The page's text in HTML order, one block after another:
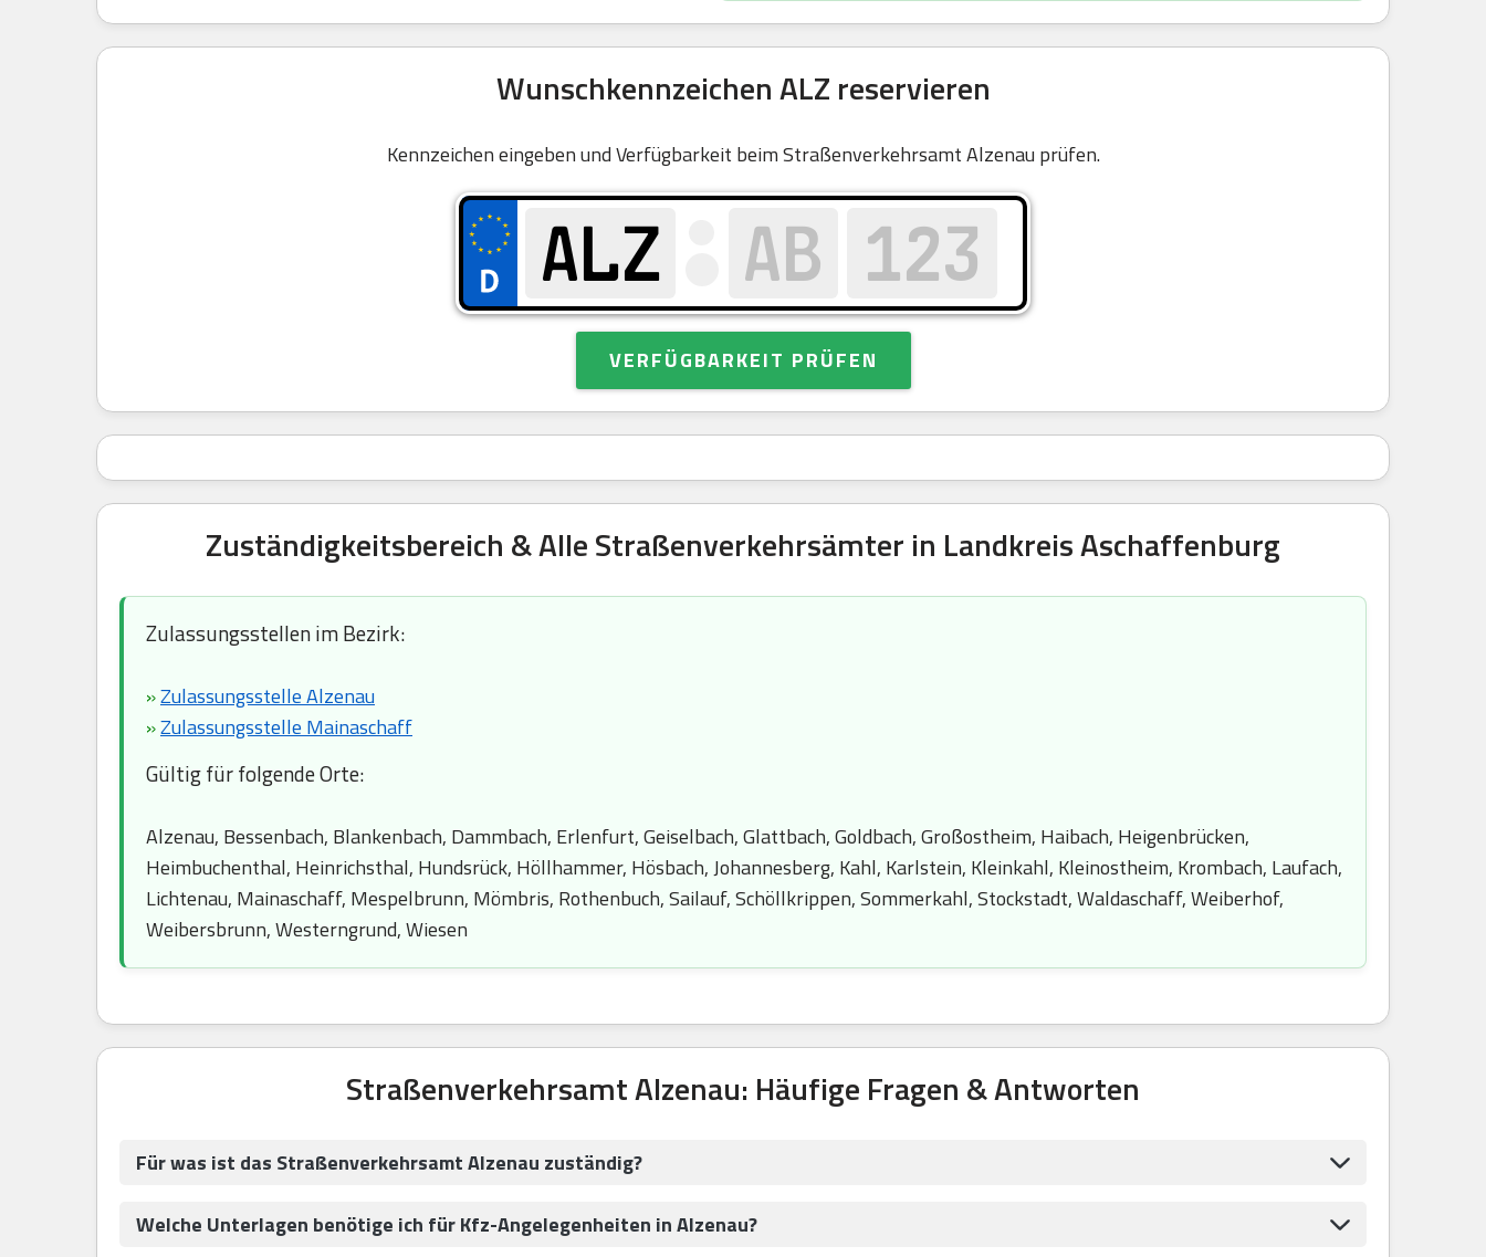
Wunschkennzeichen ALZ reservieren
Kennzeichen eingeben und Verfügbarkeit beim Straßenverkehrsamt Alzenau prüfen.
VERFÜGBARKEIT PRÜFEN
Zuständigkeitsbereich & Alle Straßenverkehrsämter in Landkreis Aschaffenburg
Zulassungsstellen im Bezirk:
»Zulassungsstelle Alzenau
»Zulassungsstelle Mainaschaff
Gültig für folgende Orte:
Alzenau, Bessenbach, Blankenbach, Dammbach, Erlenfurt, Geiselbach, Glattbach, Goldbach, Großostheim, Haibach, Heigenbrücken,
Heimbuchenthal, Heinrichsthal, Hundsrück, Höllhammer, Hösbach, Johannesberg, Kahl, Karlstein, Kleinkahl, Kleinostheim, Krombach, Laufach,
Lichtenau, Mainaschaff, Mespelbrunn, Mömbris, Rothenbuch, Sailauf, Schöllkrippen, Sommerkahl, Stockstadt, Waldaschaff, Weiberhof,
Weibersbrunn, Westerngrund, Wiesen
Straßenverkehrsamt Alzenau: Häufige Fragen & Antworten
Für was ist das Straßenverkehrsamt Alzenau zuständig?
Welche Unterlagen benötige ich für Kfz-Angelegenheiten in Alzenau?